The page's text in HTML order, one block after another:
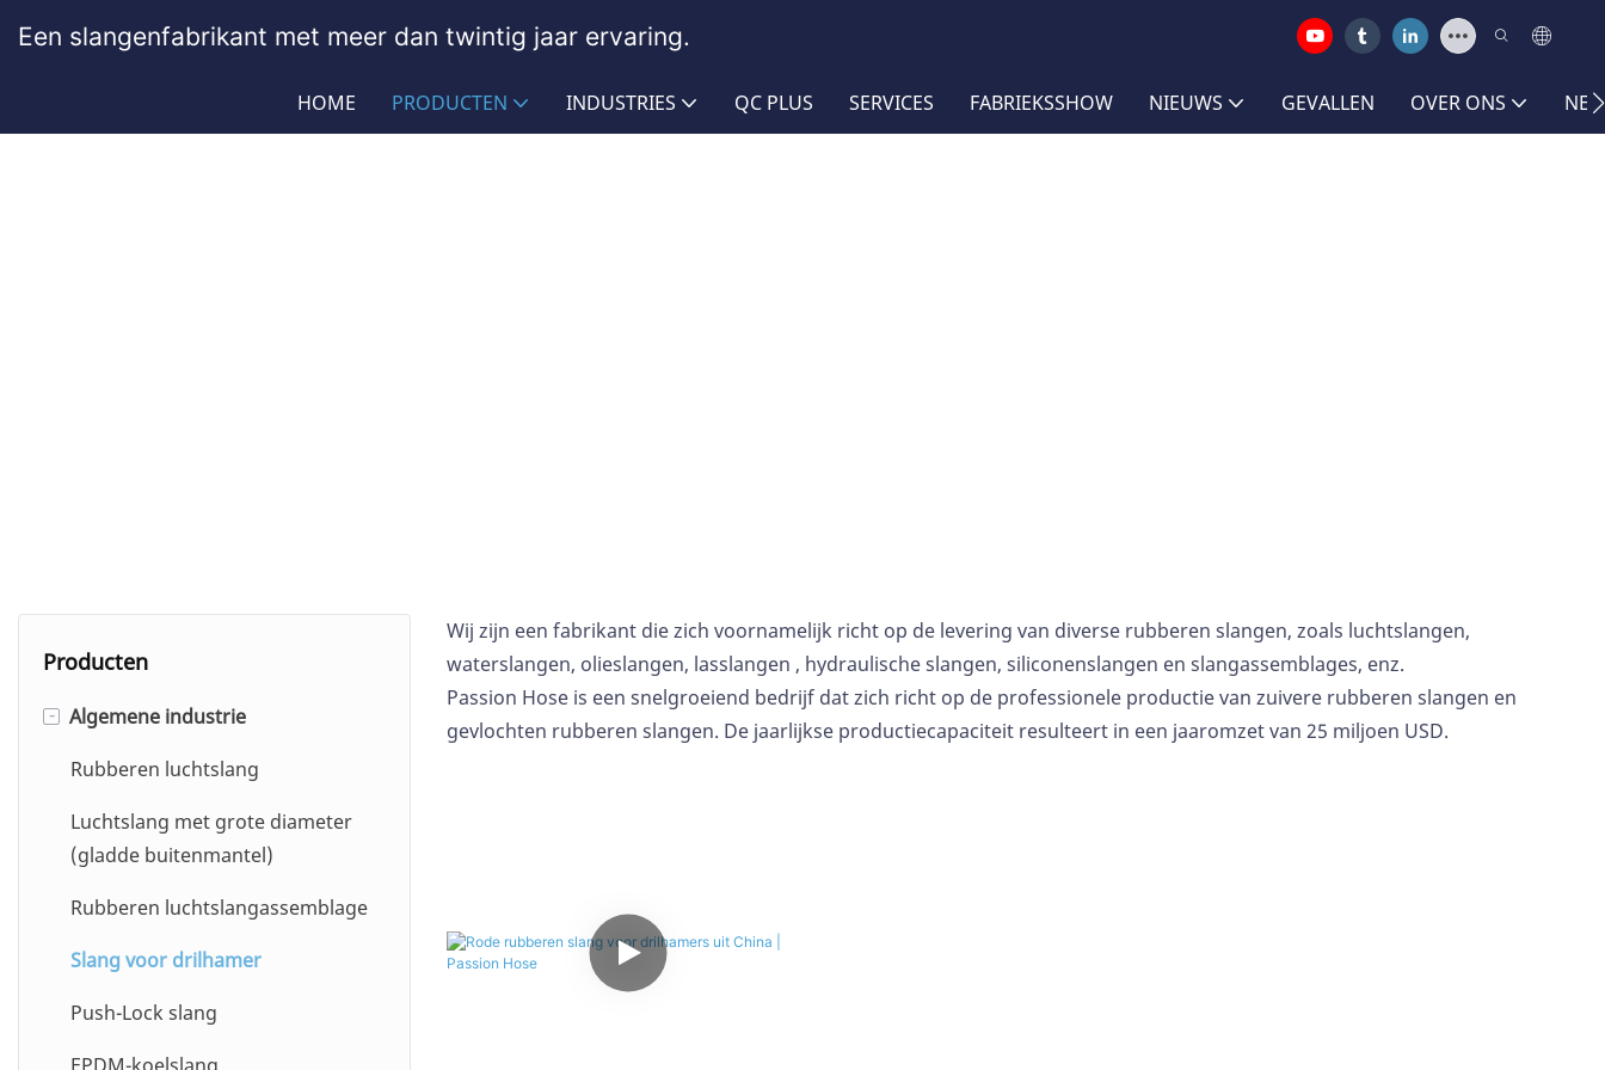
Een slangenfabrikant met meer dan twintig jaar ervaring.
HOME PRODUCTEN INDUSTRIES QC PLUS SERVICES FABRIEKSSHOW NIEUWS GEVALLEN OVER ONS
Producten
-
Algemene industrie
Rubberen luchtslang
Luchtslang met grote diameter
(gladde buitenmantel)
Rubberen luchtslangassemblage
Slang voor drilhamer
Push-Lock slang
Wij zijn een fabrikant die zich voornamelijk richt op de levering van diverse rubberen slangen, zoals luchtslangen,
waterslangen, olieslangen, lasslangen , hydraulische slangen, siliconenslangen en slangassemblages, enz.
Passion Hose is een snelgroeiend bedrijf dat zich richt op de professionele productie van zuivere rubberen slangen en
gevlochten rubberen slangen. De jaarlijkse productiecapaciteit resulteert in een jaaromzet van 25 miljoen USD.